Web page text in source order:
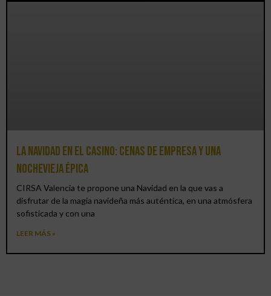
La Navidad en el Casino: cenas de empresa y una
Nochevieja épica
CIRSA Valencia te propone una Navidad en la que vas a
disfrutar de la magia navideña más auténtica, en una atmósfera
sofisticada y con una
LEER MÁS »